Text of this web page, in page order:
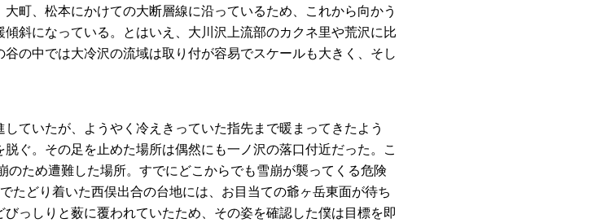
町、松本にかけての大断層線に沿っているため、これから向かう
斜になっている。とはいえ、大川沢上流部のカクネ里や荒沢に比
の中では大冷沢の流域は取り付が容易でスケールも大きく、そし
ていたが、ようやく冷えきっていた指先まで暖まってきたよう
ぐ。その足を止めた場所は偶然にも一ノ沢の落口付近だった。こ
ため遭難した場所。すでにどこからでも雪崩が襲ってくる危険
たどり着いた西俣出合の台地には、お目当ての爺ヶ岳東面が待ち
っしりと薮に覆われていたため、その姿を確認した僕は目標を即